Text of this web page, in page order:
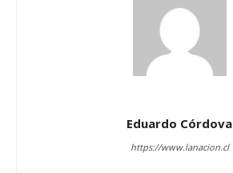
Eduardo Córdova
https://www.lanacion.cl